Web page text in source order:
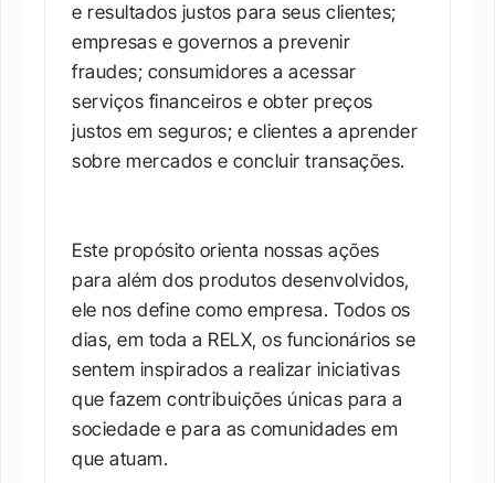
e resultados justos para seus clientes;
empresas e governos a prevenir
fraudes; consumidores a acessar
serviços financeiros e obter preços
justos em seguros; e clientes a aprender
sobre mercados e concluir transações.
Este propósito orienta nossas ações
para além dos produtos desenvolvidos,
ele nos define como empresa. Todos os
dias, em toda a RELX, os funcionários se
sentem inspirados a realizar iniciativas
que fazem contribuições únicas para a
sociedade e para as comunidades em
que atuam.